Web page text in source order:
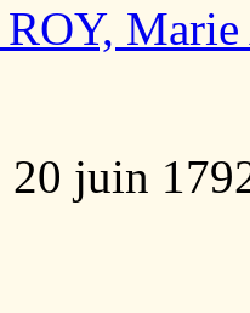
20 juin